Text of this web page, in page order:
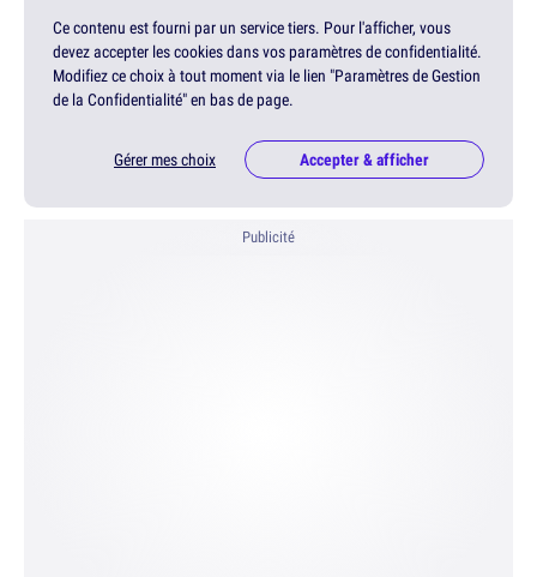
Ce contenu est fourni par un service tiers. Pour l'afficher, vous
devez accepter les cookies dans vos paramètres de confidentialité.
Modifiez ce choix à tout moment via le lien "Paramètres de Gestion
de la Confidentialité" en bas de page.
Gérer mes choix Accepter & afficher
Publicité